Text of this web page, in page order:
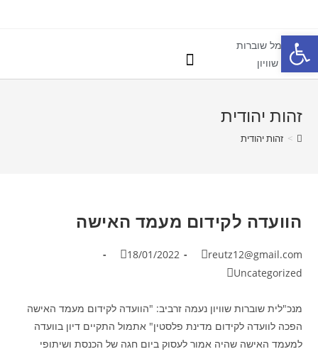
פתח סרגל נגישות
זהות יהודית
> זהות יהודית
הוועדה לקידום מעמד האישה
reutz12@gmail.com
18/01/2022
Uncategorized
מנכ"לית שוברות שוויון נעמה זרביב: "הוועדה לקידום מעמד האישה
הפכה לוועדה לקידום מדינת פלסטין" אתמול התקיים דיון בוועדה
למעמד האישה שהיה אמור לעסוק ביום חגה של הכנסת ושיתופי